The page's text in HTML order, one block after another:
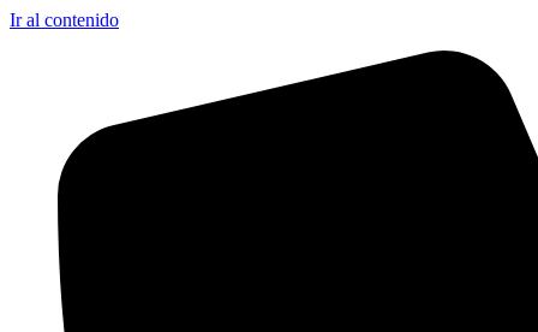
Ir al contenido